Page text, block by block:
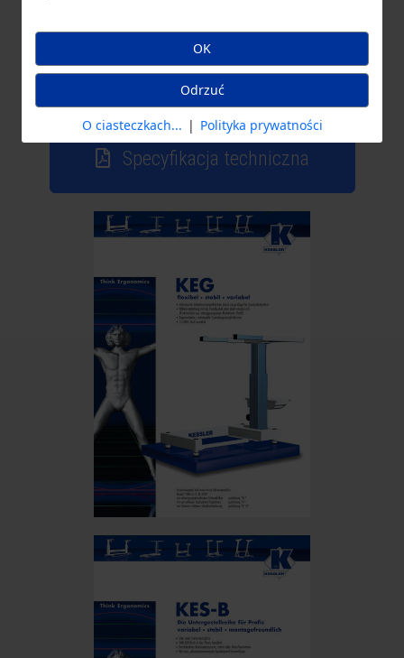
Specyfikacja techniczna
OK
Odrzuć
O ciasteczkach... | Polityka prywatności